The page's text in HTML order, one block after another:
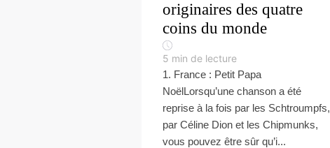
originaires des quatre
coins du monde
5 min de lecture
1. France : Petit Papa
NoëlLorsqu’une chanson a été
reprise à la fois par les Schtroumpfs,
par Céline Dion et les Chipmunks,
vous pouvez être sûr qu’i...